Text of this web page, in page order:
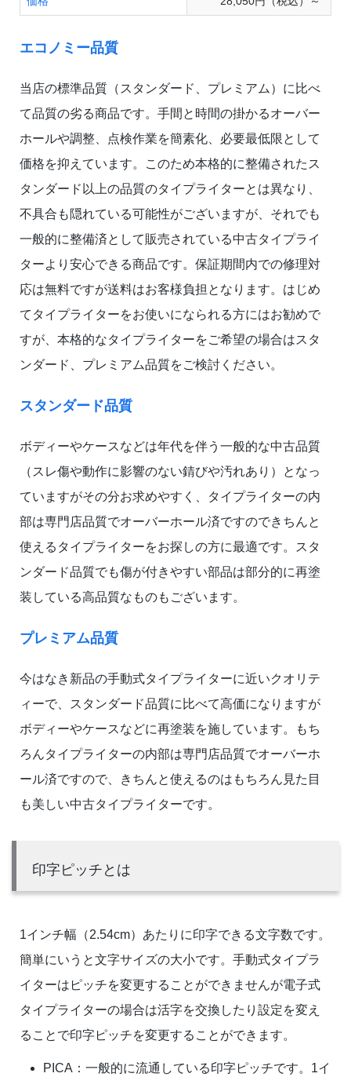
エコノミー品質
当店の標準品質（スタンダード、プレミアム）に比べ
て品質の劣る商品です。手間と時間の掛かるオーバー
ホールや調整、点検作業を簡素化、必要最低限として
価格を抑えています。このため本格的に整備されたス
タンダード以上の品質のタイプライターとは異なり、
不具合も隠れている可能性がございますが、それでも
一般的に整備済として販売されている中古タイプライ
ターより安心できる商品です。保証期間内での修理対
応は無料ですが送料はお客様負担となります。はじめ
てタイプライターをお使いになられる方にはお勧めで
すが、本格的なタイプライターをご希望の場合はスタ
ンダード、プレミアム品質をご検討ください。
スタンダード品質
ボディーやケースなどは年代を伴う一般的な中古品質
（スレ傷や動作に影響のない錆びや汚れあり）となっ
ていますがその分お求めやすく、タイプライターの内
部は専門店品質でオーバーホール済ですのできちんと
使えるタイプライターをお探しの方に最適です。スタ
ンダード品質でも傷が付きやすい部品は部分的に再塗
装している高品質なものもございます。
プレミアム品質
今はなき新品の手動式タイプライターに近いクオリテ
ィーで、スタンダード品質に比べて高価になりますが
ボディーやケースなどに再塗装を施しています。もち
ろんタイプライターの内部は専門店品質でオーバーホ
ール済ですので、きちんと使えるのはもちろん見た目
も美しい中古タイプライターです。
印字ピッチとは
1インチ幅（2.54cm）あたりに印字できる文字数です。
簡単にいうと文字サイズの大小です。手動式タイプラ
イターはピッチを変更することができませんが電子式
タイプライターの場合は活字を交換したり設定を変え
ることで印字ピッチを変更することができます。
PICA：一般的に流通している印字ピッチです。1イ